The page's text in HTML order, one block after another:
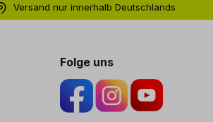
Versand nur innerhalb Deutschlands
Folge uns